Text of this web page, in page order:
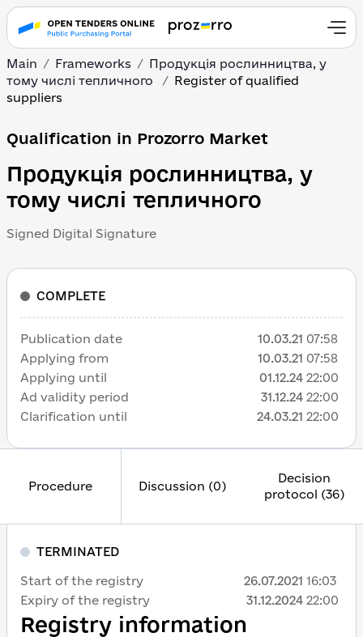
Main Frameworks
Продукція рослинництва, у
тому числі тепличного
Register of qualified
suppliers
Qualification in Prozorro Market
Продукція рослинництва, у
тому числі тепличного
Signed Digital Signature
Procedure Discussion (0)
Decision
protocol (36)
Registry information
TERMINATED
Start of the registry 26.07.2021 16:03
Expiry of the registry
31.12.2024 22:00
COMPLETE
Publication date 10.03.21 07:58
Applying from
10.03.21 07:58
Applying until
01.12.24 22:00
Ad validity period
31.12.24 22:00
Clarification until
24.03.21 22:00